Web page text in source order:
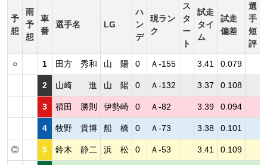
予
想
雨
予
想
車
番
選手名 LG
ハ
ン
デ
現ラン
ク
ス
タ
ー
ト
試走
タイ
ム
試走
偏差
選
手
短
評
○ 1 田方 秀和 山 陽 0 Ａ-155 3.41 0.079
2 山崎 進 山 陽 0 Ａ-132 3.37 0.108
3 福田 勝則 伊勢崎 0 Ａ-82 3.39 0.094
4 牧野 貴博 船 橋 0 Ａ-73 3.38 0.101
◎ 5 鈴木 静二 浜 松 0 Ａ-53 3.41 0.109